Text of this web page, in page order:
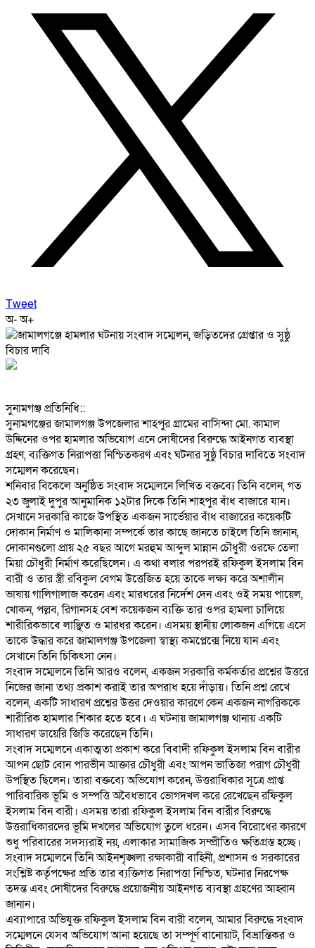
Tweet
অ-অ+
‎সুনামগঞ্জ প্রতিনিধি::
‎সুনামগঞ্জের জামালগঞ্জ উপজেলার শাহপুর গ্রামের বাসিন্দা মো. কামাল
উদ্দিনের ওপর হামলার অভিযোগ এনে দোষীদের বিরুদ্ধে আইনগত ব্যবস্থা
গ্রহণ, ব্যক্তিগত নিরাপত্তা নিশ্চিতকরণ এবং ঘটনার সুষ্ঠু বিচার দাবিতে সংবাদ
সম্মেলন করেছেন।
‎শনিবার বিকেলে অনুষ্ঠিত সংবাদ সম্মেলনে লিখিত বক্তব্যে তিনি বলেন, গত
২৩ জুলাই দুপুর আনুমানিক ১২টার দিকে তিনি শাহপুর বাঁধ বাজারে যান।
সেখানে সরকারি কাজে উপস্থিত একজন সার্ভেয়ার বাঁধ বাজারের কয়েকটি
দোকান নির্মাণ ও মালিকানা সম্পর্কে তার কাছে জানতে চাইলে তিনি জানান,
দোকানগুলো প্রায় ২৫ বছর আগে মরহুম আব্দুল মান্নান চৌধুরী ওরফে তেলা
মিয়া চৌধুরী নির্মাণ করেছিলেন। এ কথা বলার পরপরই রফিকুল ইসলাম বিন
বারী ও তার স্ত্রী রবিকুল বেগম উত্তেজিত হয়ে তাকে লক্ষ্য করে অশালীন
ভাষায় গালিগালাজ করেন এবং মারধরের নির্দেশ দেন এবং ওই সময় পায়েল,
খোকন, পল্লব, রিগানসহ বেশ কয়েকজন ব্যক্তি তার ওপর হামলা চালিয়ে
শারীরিকভাবে লাঞ্ছিত ও মারধর করেন। এসময় স্থানীয় লোকজন এগিয়ে এসে
তাকে উদ্ধার করে জামালগঞ্জ উপজেলা স্বাস্থ্য কমপ্লেক্সে নিয়ে যান এবং
সেখানে তিনি চিকিৎসা নেন।
‎সংবাদ সম্মেলনে তিনি আরও বলেন, একজন সরকারি কর্মকর্তার প্রশ্নের উত্তরে
নিজের জানা তথ্য প্রকাশ করাই তার অপরাধ হয়ে দাঁড়ায়। তিনি প্রশ্ন রেখে
বলেন, একটি সাধারণ প্রশ্নের উত্তর দেওয়ার কারণে কেন একজন নাগরিককে
শারীরিক হামলার শিকার হতে হবে। এ ঘটনায় জামালগঞ্জ থানায় একটি
সাধারণ ডায়েরি জিডি করেছেন তিনি।
‎সংবাদ সম্মেলনে একাত্মতা প্রকাশ করে বিবাদী রফিকুল ইসলাম বিন বারীর
আপন ছোট বোন পারভীন আক্তার চৌধুরী এবং আপন ভাতিজা পরাগ চৌধুরী
উপস্থিত ছিলেন। তারা বক্তব্যে অভিযোগ করেন, উত্তরাধিকার সূত্রে প্রাপ্ত
পারিবারিক ভূমি ও সম্পত্তি অবৈধভাবে ভোগদখল করে রেখেছেন রফিকুল
ইসলাম বিন বারী। এসময় তারা রফিকুল ইসলাম বিন বারীর বিরুদ্ধে
উত্তরাধিকারদের ভূমি দখলের অভিযোগ তুলে ধরেন। এসব বিরোধের কারণে
শুধু পরিবারের সদস্যরাই নয়, এলাকার সামাজিক সম্প্রীতিও ক্ষতিগ্রস্ত হচ্ছে।
‎সংবাদ সম্মেলনে তিনি আইনশৃঙ্খলা রক্ষাকারী বাহিনী, প্রশাসন ও সরকারের
সংশ্লিষ্ট কর্তৃপক্ষের প্রতি তার ব্যক্তিগত নিরাপত্তা নিশ্চিত, ঘটনার নিরপেক্ষ
তদন্ত এবং দোষীদের বিরুদ্ধে প্রয়োজনীয় আইনগত ব্যবস্থা গ্রহণের আহ্বান
জানান।
‎এব্যাপারে অভিযুক্ত রফিকুল ইসলাম বিন বারী বলেন, আমার বিরুদ্ধে সংবাদ
সম্মেলনে যেসব অভিযোগ আনা হয়েছে তা সম্পূর্ণ বানোয়াট, বিভ্রান্তিকর ও